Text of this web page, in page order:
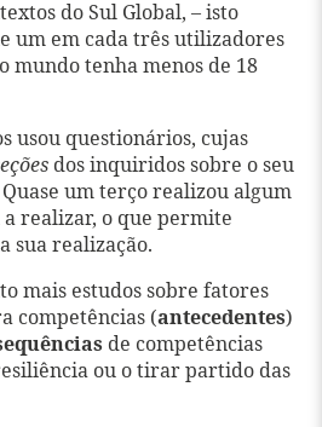
do Sul Global, – isto
um em cada três utilizadores
mundo tenha menos de 18
usou questionários, cujas
dos inquiridos sobre o seu
um terço realizou algum
realizar, o que permite
sua realização.
mais estudos sobre fatores
competências (antecedentes)
de competências
ou o tirar partido das